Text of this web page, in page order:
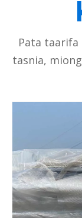
Pata
tasnia,